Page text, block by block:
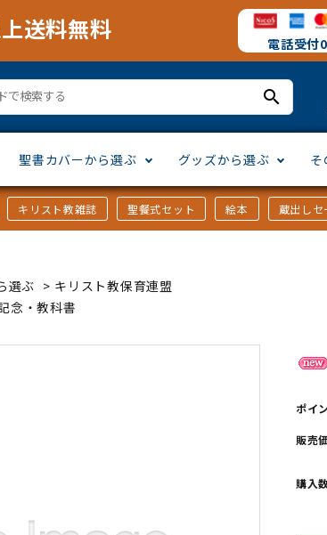
送料無料 電話受
search
聖書カバーから選ぶ グッズから選ぶ そ
キリスト教雑誌 聖餐式セット 絵本 蔵出しセ
選ぶ > キリスト教保育連盟
念・教科書
ポイ
販売
購入